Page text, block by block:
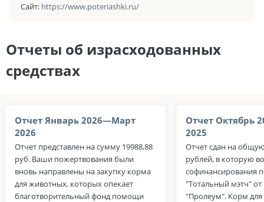
Сайт: https://www.poteriashki.ru/
Отчеты об израсходованных
средствах
Отчет Январь 2026—Март
2026
Отчет представлен на сумму 19988,88
руб. Ваши пожертвования были
вновь направлены на закупку корма
для животных, которых опекает
благотворительный фонд помощи
Отчет Октябрь
2025
Отчет сдан на
рублей, в которую
софинансирования
"Тотальный мэтч"
"Пролеум". Корм